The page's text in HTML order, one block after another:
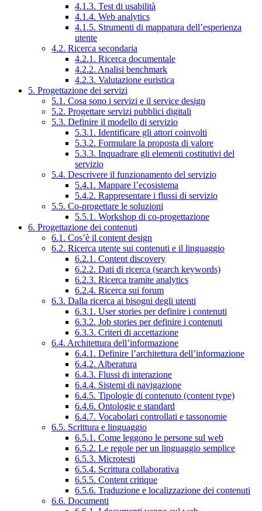
4.1.3. Test di usabilità
4.1.4. Web analytics
4.1.5. Strumenti di mappatura dell’esperienza
utente
4.2. Ricerca secondaria
4.2.1. Ricerca documentale
4.2.2. Analisi benchmark
4.2.3. Valutazione euristica
5. Progettazione dei servizi
5.1. Cosa sono i servizi e il service design
5.2. Progettare servizi pubblici digitali
5.3. Definire il modello di servizio
5.3.1. Identificare gli attori coinvolti
5.3.2. Formulare la proposta di valore
5.3.3. Inquadrare gli elementi costitutivi del
servizio
5.4. Descrivere il funzionamento del servizio
5.4.1. Mappare l’ecosistema
5.4.2. Rappresentare i flussi di servizio
5.5. Co-progettare le soluzioni
5.5.1. Workshop di co-progettazione
6. Progettazione dei contenuti
6.1. Cos’è il content design
6.2. Ricerca utente sui contenuti e il linguaggio
6.2.1. Content discovery
6.2.2. Dati di ricerca (search keywords)
6.2.3. Ricerca tramite analytics
6.2.4. Ricerca sui forum
6.3. Dalla ricerca ai bisogni degli utenti
6.3.1. User stories per definire i contenuti
6.3.2. Job stories per definire i contenuti
6.3.3. Criteri di accettazione
6.4. Architettura dell’informazione
6.4.1. Definire l’architettura dell’informazione
6.4.2. Alberatura
6.4.3. Flussi di interazione
6.4.4. Sistemi di navigazione
6.4.5. Tipologie di contenuto (content type)
6.4.6. Ontologie e standard
6.4.7. Vocabolari controllati e tassonomie
6.5. Scrittura e linguaggio
6.5.1. Come leggono le persone sul web
6.5.2. Le regole per un linguaggio semplice
6.5.3. Microtesti
6.5.4. Scrittura collaborativa
6.5.5. Content critique
6.5.6. Traduzione e localizzazione dei contenuti
6.6. Documenti